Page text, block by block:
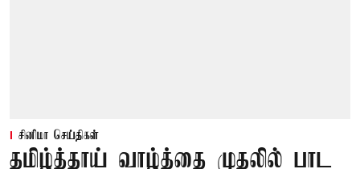
சினிமா செய்திகள்
தமிழ்த்தாய் வாழ்த்தை முதலில் பாட